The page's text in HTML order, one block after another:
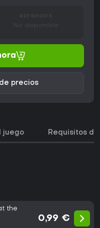
No disponible
precios
juego Requisitos
the
0,99 €